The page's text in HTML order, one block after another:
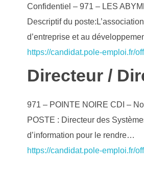
Confidentiel – 971 – LES
Descriptif du
d’entreprise et au
https://candidat.pole-emploi.fr/
Directeur /
971 – POINTE NOIRE CDI –
POSTE : Directeur des
d’information pour le rendre…
https://candidat.pole-emploi.fr/